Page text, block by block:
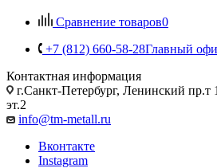
Сравнение товаров0
+7 (812) 660-58-28Главный
Контактная информация
г.Санкт-Петербург, Ленинский пр.т
эт.2
info@tm-metall.ru
Вконтакте
Instagram